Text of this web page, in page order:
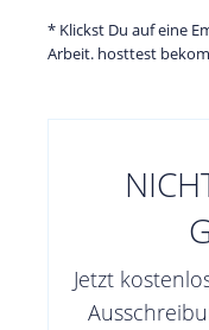
* Klickst Du auf eine
Arbeit. hosttest
Jetzt